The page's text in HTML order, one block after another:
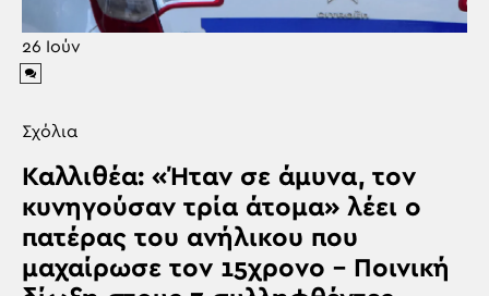
26 Ιούν
Σχόλια
Καλλιθέα: «Ήταν σε άμυνα, τον
κυνηγούσαν τρία άτομα» λέει ο
πατέρας του ανήλικου που
μαχαίρωσε τον 15χρονο – Ποινική